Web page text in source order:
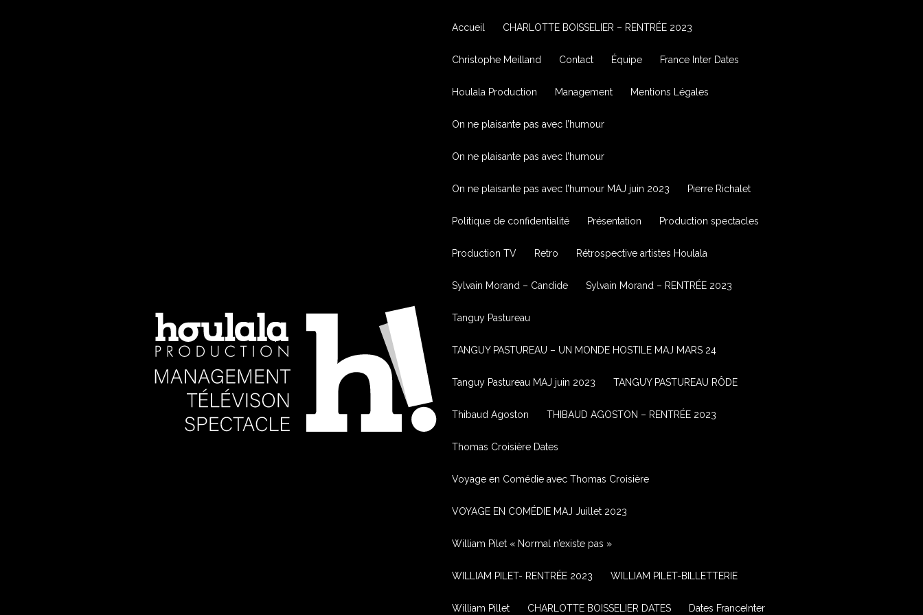
Accueil CHARLOTTE BOISSELIER – RENTRÉE 2023
Christophe Meilland Contact Équipe France Inter Dates
Houlala Production Management Mentions Légales
On ne plaisante pas avec l’humour
On ne plaisante pas avec l’humour
On ne plaisante pas avec l’humour MAJ juin 2023 Pierre Richalet
Politique de confidentialité Présentation Production spectacles
Production TV Retro Rétrospective artistes Houlala
Sylvain Morand – Candide Sylvain Morand – RENTRÉE 2023
Tanguy Pastureau
TANGUY PASTUREAU – UN MONDE HOSTILE MAJ MARS 24
Tanguy Pastureau MAJ juin 2023 TANGUY PASTUREAU RÔDE
Thibaud Agoston THIBAUD AGOSTON – RENTRÉE 2023
Thomas Croisière Dates
Voyage en Comédie avec Thomas Croisière
VOYAGE EN COMÉDIE MAJ Juillet 2023
William Pilet « Normal n’existe pas »
WILLIAM PILET- RENTRÉE 2023 WILLIAM PILET-BILLETTERIE
William Pillet CHARLOTTE BOISSELIER DATES Dates FranceInter